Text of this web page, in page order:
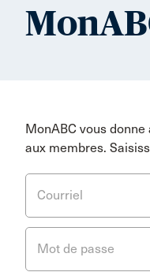
MonABC vous
aux membres.
Courriel
Mot de passe